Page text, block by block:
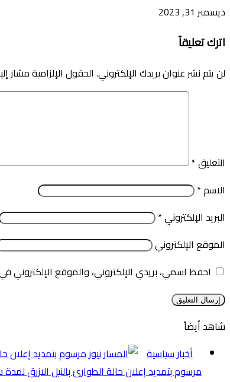
ديسمبر 31, 2023
اترك تعليقاً
لن يتم نشر عنوان بريدك الإلكتروني.الحقول الإلزامية مشار
التعليق*
الاسم*
البريد الإلكتروني*
الموقع الإلكتروني
احفظ اسمي، بريدي الإلكتروني، والموقع الإلكتروني
شاهد أيضاً
أخبار سياسية
مرسوم بتمديد إعلان حالة الطوارئ بالنيل الازرق